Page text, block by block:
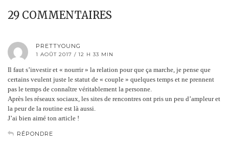
29 COMMENTAIRES
PRETTYOUNG
1 AOÛT 2017 / 12 H 33 MIN
Il faut s’investir et « nourrir » la relation pour que ça marche, je pense que
certains veulent juste le statut de « couple » quelques temps et ne prennent
pas le temps de connaître véritablement la personne.
Après les réseaux sociaux, les sites de rencontres ont pris un peu d’ampleur et
la peur de la routine est là aussi.
J’ai bien aimé ton article !
RÉPONDRE